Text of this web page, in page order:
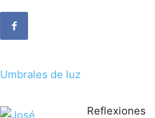
Umbrales de luz
Reflexiones